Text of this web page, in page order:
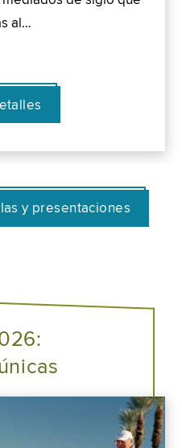
al…
y presentaciones